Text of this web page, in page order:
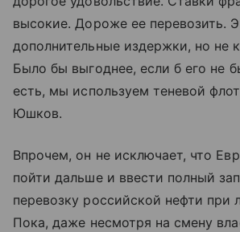
высокие. Дороже ее перевозить.
дополнительные издержки, но не
Было бы выгоднее, если б его не
есть, мы используем теневой
Юшков.
Впрочем, он не исключает, что
пойти дальше и ввести полный
перевозку российской нефти при
Пока, даже несмотря на смену